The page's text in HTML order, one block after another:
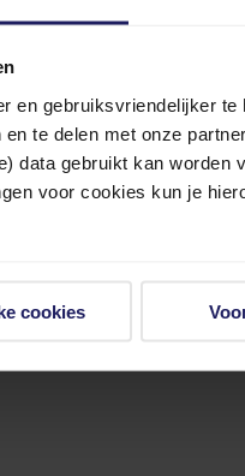
en gebruiksvriendelijker
te delen met onze
data gebruikt kan worden
voor cookies kun je
cookies